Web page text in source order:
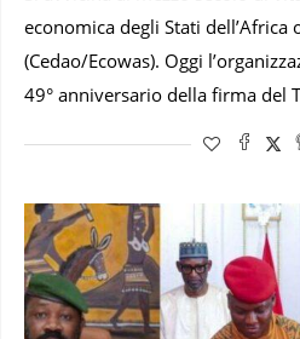
economica degli Stati dell’Africa
(Cedao/Ecowas). Oggi
49° anniversario della firma del